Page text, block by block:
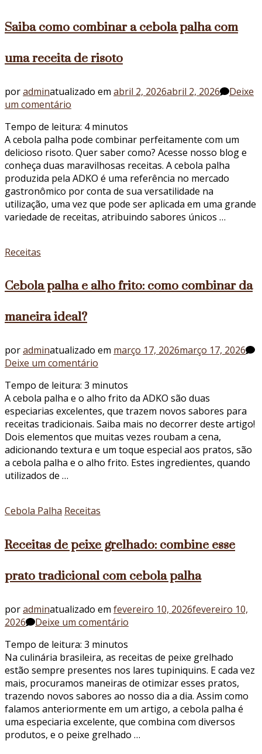
Saiba como combinar a cebola palha com
uma receita de risoto
poradminatualizado em abril 2, 2026abril 2, 2026
Deixe
um comentário
como
combinar
a
cebola
palha
com
uma
receita
Tempo de leitura: 4 minutos
A cebola palha pode combinar perfeitamente com um
delicioso risoto. Quer saber como? Acesse nosso blog e
conheça duas maravilhosas receitas. A cebola palha
produzida pela ADKO é uma referência no mercado
gastronômico por conta de sua versatilidade na
utilização, uma vez que pode ser aplicada em uma grande
variedade de receitas, atribuindo sabores únicos …
Receitas
Cebola palha e alho frito: como combinar da
maneira ideal?
poradminatualizado em março 17, 2026março 17, 2026
Deixe um comentário
palha
e
alho
frito:
como
combinar
da
Tempo de leitura: 3 minutos
A cebola palha e o alho frito da ADKO são duas
especiarias excelentes, que trazem novos sabores para
receitas tradicionais. Saiba mais no decorrer deste artigo!
Dois elementos que muitas vezes roubam a cena,
adicionando textura e um toque especial aos pratos, são
a cebola palha e o alho frito. Estes ingredientes, quando
utilizados de …
Cebola Palha Receitas
Receitas de peixe grelhado: combine esse
prato tradicional com cebola palha
poradminatualizado em fevereiro 10, 2026fevereiro 10,
2026
Deixe um comentário
peixe
grelhado:
combine
esse
prato
tradicional
com
Tempo de leitura: 3 minutos
Na culinária brasileira, as receitas de peixe grelhado
estão sempre presentes nos lares tupiniquins. E cada vez
mais, procuramos maneiras de otimizar esses pratos,
trazendo novos sabores ao nosso dia a dia. Assim como
falamos anteriormente em um artigo, a cebola palha é
uma especiaria excelente, que combina com diversos
produtos, e o peixe grelhado …